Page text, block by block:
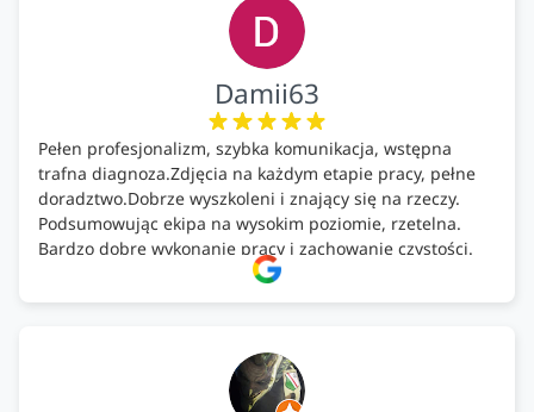
Damii63
Pełen profesjonalizm, szybka komunikacja, wstępna
trafna diagnoza.Zdjęcia na każdym etapie pracy, pełne
doradztwo.Dobrze wyszkoleni i znający się na rzeczy.
Podsumowując ekipa na wysokim poziomie, rzetelna.
Bardzo dobre wykonanie pracy i zachowanie czystości.